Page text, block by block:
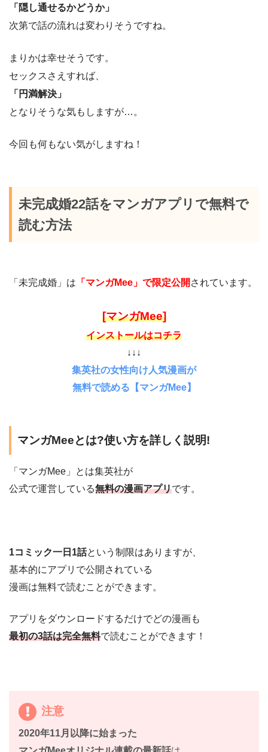
「隠し通せるかどうか」
次第で話の流れは変わりそうですね。
まりかは幸せそうです。
セックスさえすれば、
「円満解決」
となりそうな気もしますが…。
今回も何もない気がしますね！
未完成婚22話をマンガアプリで無料で
読む方法
「未完成婚」は 「マンガMee」で限定公開 されています。
[マンガMee]
インストールはコチラ
↓↓↓
集英社の女性向け人気漫画が
無料で読める【マンガMee】
マンガMeeとは?使い方を詳しく説明!
「マンガMee」とは集英社が
公式で運営している無料の漫画アプリです。
1コミック一日1話という制限はありますが、
基本的にアプリで公開されている
漫画は無料で読むことができます。
アプリをダウンロードするだけでどの漫画も
最初の3話は完全無料で読むことができます！
注意
2020年11月以降に始まった